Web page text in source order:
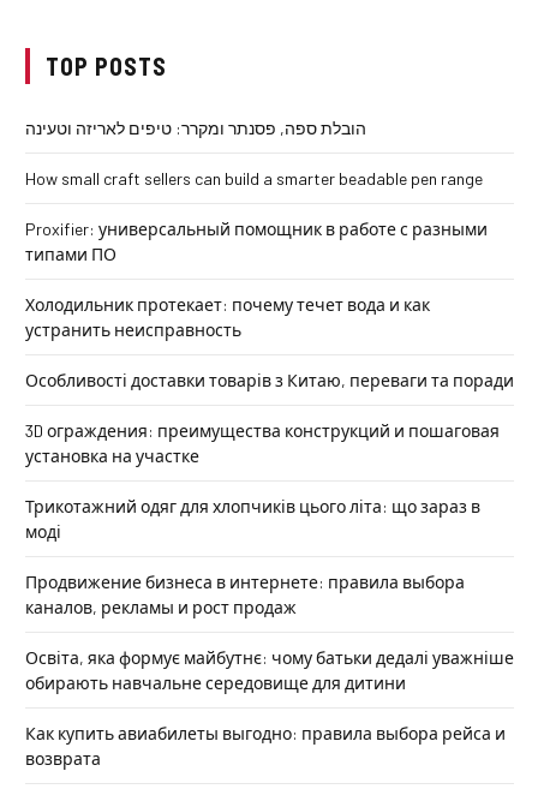
TOP POSTS
הובלת ספה, פסנתר ומקרר: טיפים לאריזה וטעינה
How small craft sellers can build a smarter beadable pen range
Proxifier: универсальный помощник в работе с разными
типами ПО
Холодильник протекает: почему течет вода и как
устранить неисправность
Особливості доставки товарів з Китаю, переваги та поради
3D ограждения: преимущества конструкций и пошаговая
установка на участке
Трикотажний одяг для хлопчиків цього літа: що зараз в
моді
Продвижение бизнеса в интернете: правила выбора
каналов, рекламы и рост продаж
Освіта, яка формує майбутнє: чому батьки дедалі уважніше
обирають навчальне середовище для дитини
Как купить авиабилеты выгодно: правила выбора рейса и
возврата